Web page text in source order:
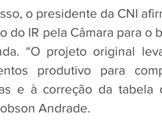
o presidente da CNI
do IR pela Câmara para
“O projeto original
produtivo para
e à correção da tabela
Andrade.